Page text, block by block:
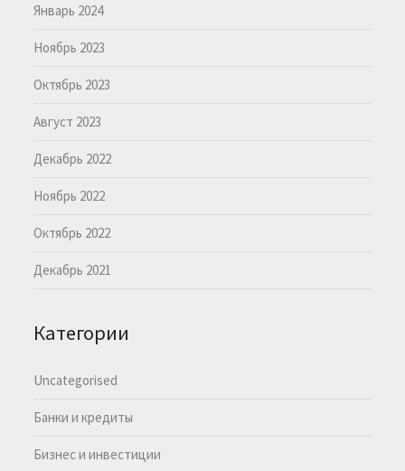
Январь 2024
Ноябрь 2023
Октябрь 2023
Август 2023
Декабрь 2022
Ноябрь 2022
Октябрь 2022
Декабрь 2021
Категории
Uncategorised
Банки и кредиты
Бизнес и инвестиции